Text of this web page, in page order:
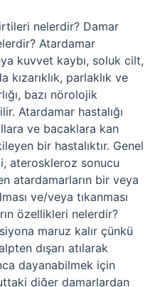
nelerdir? Damar
Atardamar
kuvvet kaybı, soluk cilt,
kızarıklık, parlaklık ve
bazı nörolojik
Atardamar hastalığı
ve bacaklara kan
bir hastalıktır. Genel
ateroskleroz sonucu
atardamarların bir veya
ve/veya tıkanması
özellikleri nelerdir?
maruz kalır çünkü
dışarı atılarak
dayanabilmek için
diğer damarlardan